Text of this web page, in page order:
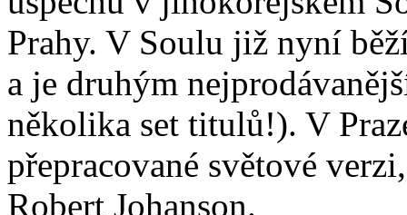
Prahy. V Soulu již nyní
a je druhým
několika set titulů!). V
přepracované světové
Robert Johanson.